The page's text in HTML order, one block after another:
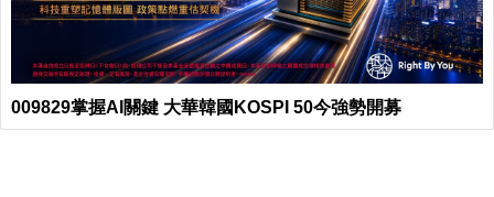
009829掌握AI關鍵 大華韓國KOSPI 50今強勢開募